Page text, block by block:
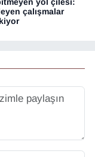
çalışmalar